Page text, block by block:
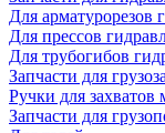
Для арматурорезов
Для прессов
Для трубогибов
Запчасти для
Ручки для
Запчасти для